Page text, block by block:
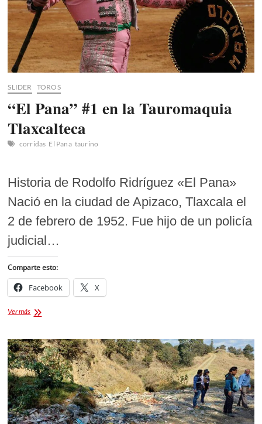
turismo
SLIDER TOROS
“El Pana” #1 en la Tauromaquia
Tlaxcalteca
corridas El Pana taurino
Historia de Rodolfo Ridríguez «El Pana»
Nació en la ciudad de Apizaco, Tlaxcala el
2 de febrero de 1952. Fue hijo de un policía
judicial…
Comparte esto:
Facebook X
Ver más“El
en
la
Tauromaquia
Tlaxcalteca